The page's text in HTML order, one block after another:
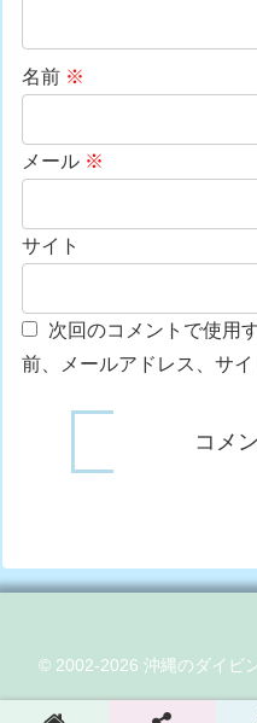
名前 ※
メール ※
サイト
次回のコメントで使用
前、メールアドレス、サイ
© 2002-2026 沖縄のダイビ